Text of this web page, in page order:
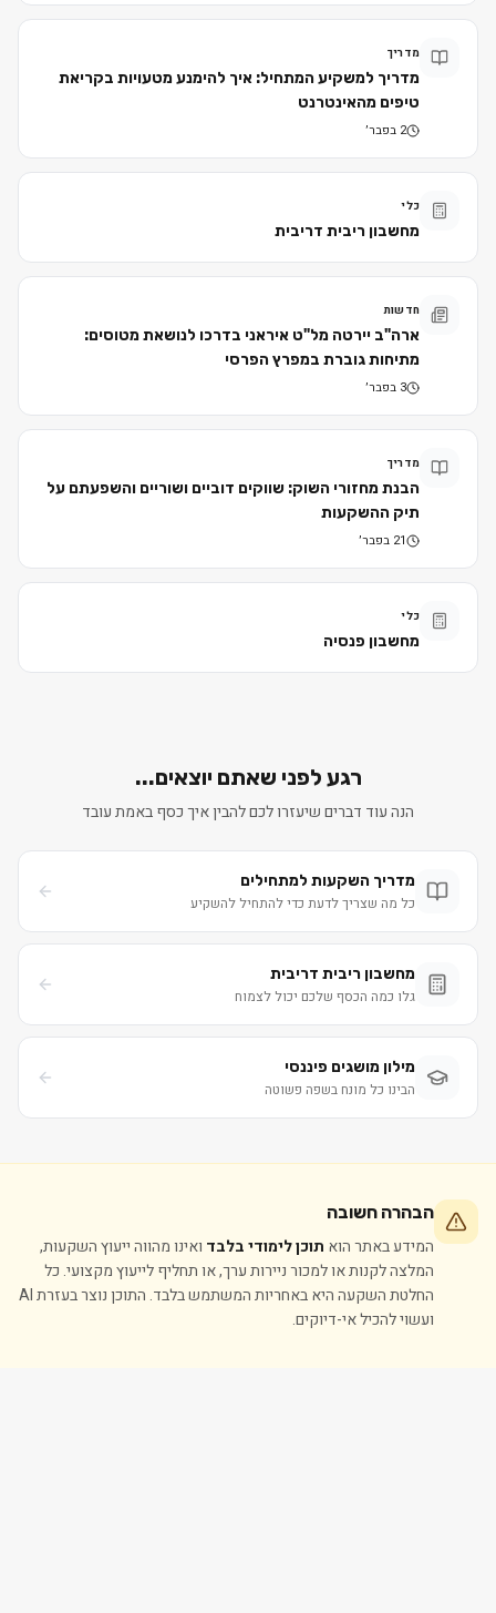
מדריך
מדריך למשקיע המתחיל: איך להימנע מטעויות בקריאת
טיפים מהאינטרנט
2 בפבר׳
כלי
מחשבון ריבית דריבית
חדשות
ארה"ב יירטה מל"ט איראני בדרכו לנושאת מטוסים:
מתיחות גוברת במפרץ הפרסי
3 בפבר׳
מדריך
הבנת מחזורי השוק: שווקים דוביים ושוריים והשפעתם על
תיק ההשקעות
21 בפבר׳
כלי
מחשבון פנסיה
רגע לפני שאתם יוצאים...
הנה עוד דברים שיעזרו לכם להבין איך כסף באמת עובד
מדריך השקעות למתחילים
כל מה שצריך לדעת כדי להתחיל להשקיע
מחשבון ריבית דריבית
גלו כמה הכסף שלכם יכול לצמוח
מילון מושגים פיננסי
הבינו כל מונח בשפה פשוטה
הבהרה חשובה
המידע באתר הוא תוכן לימודי בלבד ואינו מהווה ייעוץ השקעות,
המלצה לקנות או למכור ניירות ערך, או תחליף לייעוץ מקצועי. כל
החלטת השקעה היא באחריות המשתמש בלבד. התוכן נוצר בעזרת AI
ועשוי להכיל אי-דיוקים.